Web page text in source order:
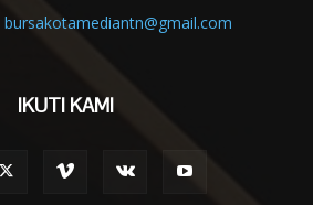
bursakotamediantn@gmail.com
IKUTI KAMI